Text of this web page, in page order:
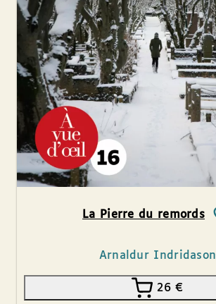
La Pierre du remords
Arnaldur Indridason
26€